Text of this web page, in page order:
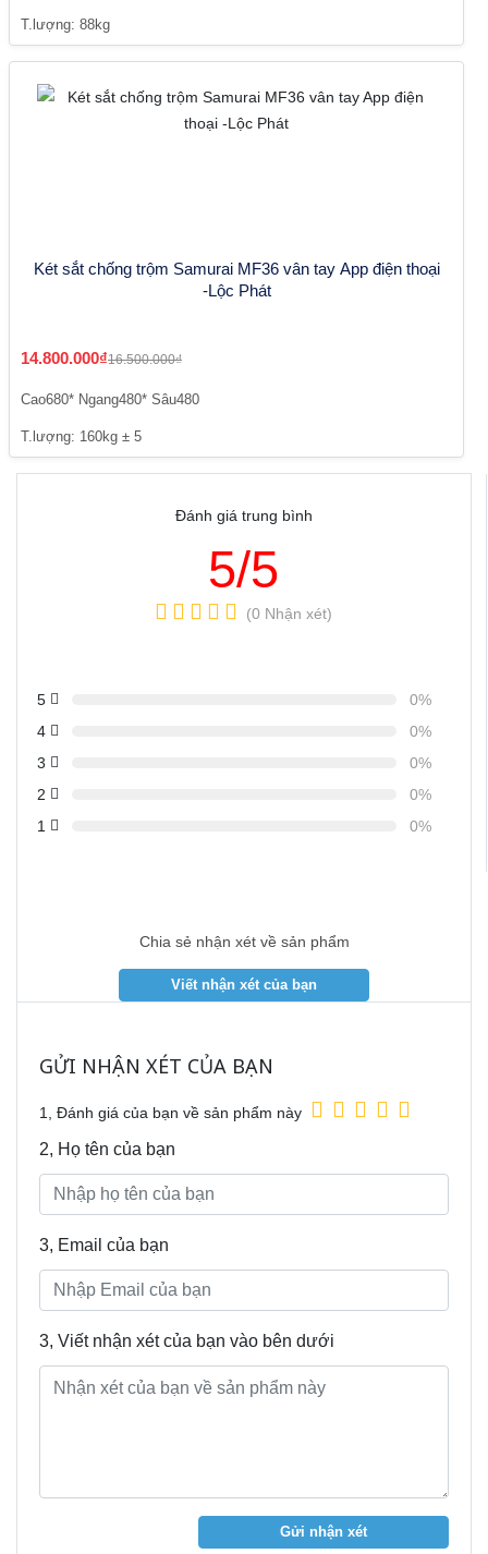
T.lượng: 88kg
Két sắt chống trộm Samurai MF36 vân tay App điện thoại
-Lộc Phát
14.800.000₫16.500.000₫
Cao680* Ngang480* Sâu480
T.lượng: 160kg ± 5
Đánh giá trung bình
5/5
(0 Nhận xét)
5
0%
4
0%
3
0%
2
0%
1
0%
Chia sẻ nhận xét về sản phẩm
GỬI NHẬN XÉT CỦA BẠN
1, Đánh giá của bạn về sản phẩm này
2, Họ tên của bạn
3, Email của bạn
3, Viết nhận xét của bạn vào bên dưới
Gửi nhận xét